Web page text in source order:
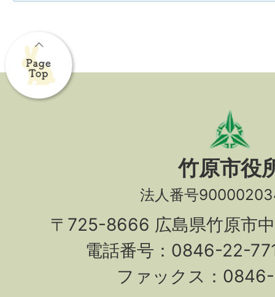
竹原市役
法人番号
〒725-8666 広島県竹原市
電話番号：0846-22-
ファックス：